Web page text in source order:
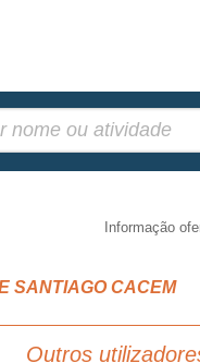
Informação
SANTIAGO CACEM
Outros